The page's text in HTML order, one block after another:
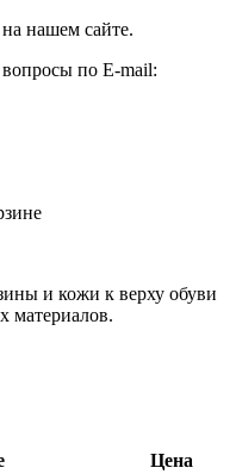
нашем сайте.
по E-mail:
и кожи к верху обуви
материалов.
Цена